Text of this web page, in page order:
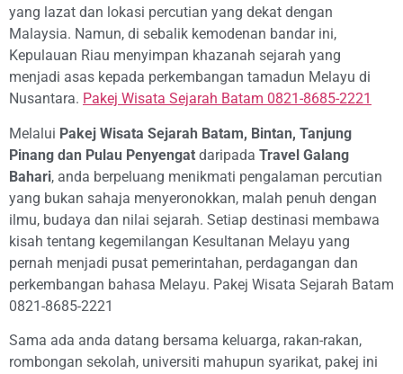
yang lazat dan lokasi percutian yang dekat dengan
Malaysia. Namun, di sebalik kemodenan bandar ini,
Kepulauan Riau menyimpan khazanah sejarah yang
menjadi asas kepada perkembangan tamadun Melayu di
Nusantara. Pakej Wisata Sejarah Batam 0821-8685-2221
Melalui Pakej Wisata Sejarah Batam, Bintan, Tanjung
Pinang dan Pulau Penyengat daripada Travel Galang
Bahari, anda berpeluang menikmati pengalaman percutian
yang bukan sahaja menyeronokkan, malah penuh dengan
ilmu, budaya dan nilai sejarah. Setiap destinasi membawa
kisah tentang kegemilangan Kesultanan Melayu yang
pernah menjadi pusat pemerintahan, perdagangan dan
perkembangan bahasa Melayu. Pakej Wisata Sejarah Batam
0821-8685-2221
Sama ada anda datang bersama keluarga, rakan-rakan,
rombongan sekolah, universiti mahupun syarikat, pakej ini